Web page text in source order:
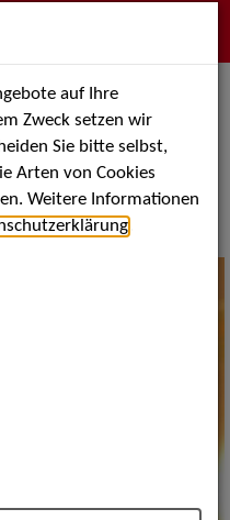
als PDF speichern
auf Ihre
Zweck setzen wir
Sie bitte selbst,
Arten von Cookies
Weitere Informationen